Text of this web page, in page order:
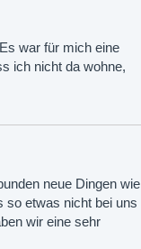
war für mich eine
ich nicht da wohne,
neue Dingen wie
so etwas nicht bei uns
wir eine sehr